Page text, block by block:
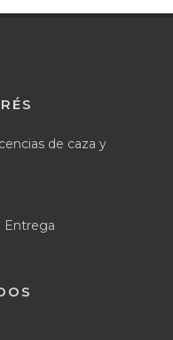
de caza y
Entrega